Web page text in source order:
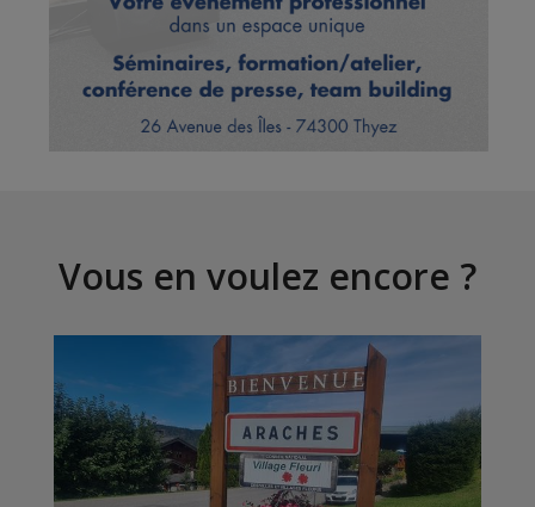
Vous en voulez encore ?